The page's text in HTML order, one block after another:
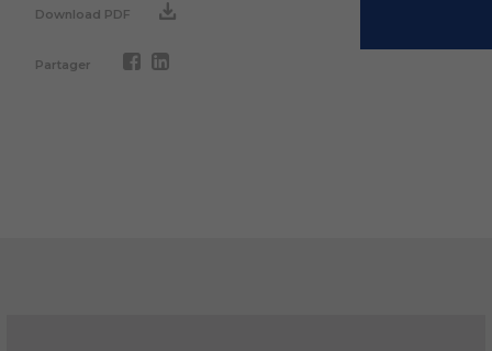
Download PDF
Partager